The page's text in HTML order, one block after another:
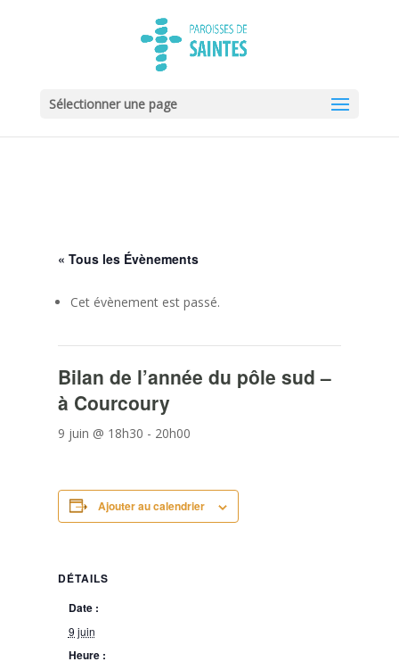
Sélectionner une page
« Tous les Évènements
Cet évènement est passé.
Bilan de l’année du pôle sud –
à Courcoury
9 juin @ 18h30 - 20h00
Ajouter au calendrier
DÉTAILS
Date :
9 juin
Heure :